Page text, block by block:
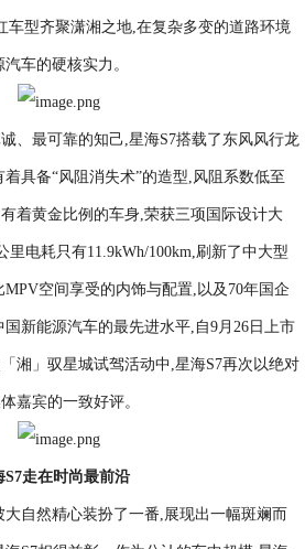
车型齐聚潇湘之地,在复杂多变的道路环境
车的硬核实力。
、最可靠的知己,星海S7搭载了东风风行龙
具备“风阻消失术”的造型,风阻系数低至
着黄金比例的车身,荣获三项国际设计大
电耗只有11.9kWh/100km,刷新了中大型
空间享受的内饰与配置,以及70年国企
新能源汽车的最先进水平,自9月26日上市
湘」驭星城试驾活动中,星海S7再次以绝对
嘉宾的一致好评。
走在时尚最前沿
自然精心装扮了一番,展现出一幅斑斓而